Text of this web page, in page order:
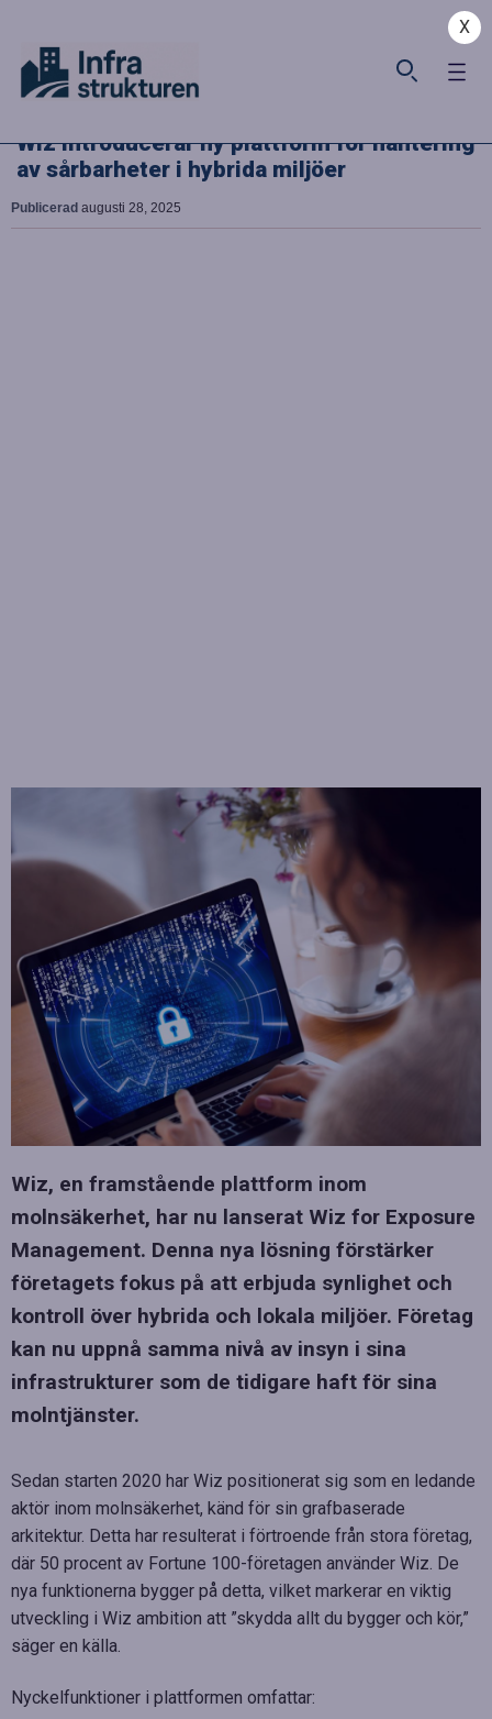
X
Wiz introducerar ny plattform för hantering
av sårbarheter i hybrida miljöer
Publicerad augusti 28, 2025
Wiz, en framstående plattform inom
molnsäkerhet, har nu lanserat Wiz for Exposure
Management. Denna nya lösning förstärker
företagets fokus på att erbjuda synlighet och
kontroll över hybrida och lokala miljöer. Företag
kan nu uppnå samma nivå av insyn i sina
infrastrukturer som de tidigare haft för sina
molntjänster.
Sedan starten 2020 har Wiz positionerat sig som en ledande
aktör inom molnsäkerhet, känd för sin grafbaserade
arkitektur. Detta har resulterat i förtroende från stora företag,
där 50 procent av Fortune 100-företagen använder Wiz. De
nya funktionerna bygger på detta, vilket markerar en viktig
utveckling i Wiz ambition att ”skydda allt du bygger och kör,”
säger en källa.
Nyckelfunktioner i plattformen omfattar: